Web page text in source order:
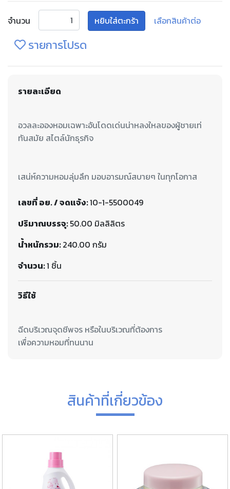
จำนวน หยิบใส่ตะกร้า เลือกสินค้าต่อ
รายการโปรด
รายละเอียด
อวลละอองหอมเฉพาะอันโดดเด่นน่าหลงใหลของผู้ชายเท่
เสน่ห์ความหอมลุ่มลึก มอบอารมณ์สบายๆ ในทุกโอกาส
เลขที่ อย. / จดแจ้ง:10-1-5500049
ปริมาณบรรจุ:50.00 มิลลิลิตร
น้ำหนักรวม:240.00 กรัม
จำนวน:1 ชิ้น
วิธีใช้
ฉีดบริเวณจุดชีพจร หรือในบริเวณที่ต้องการ
สินค้าที่เกี่ยวข้อง